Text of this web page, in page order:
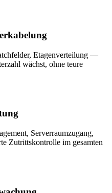
Etagenverteilung —
wächst, ohne teure
Serverraumzugang,
Zutrittskontrolle im gesamten